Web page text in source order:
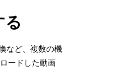
など、複数の機
ードした動画